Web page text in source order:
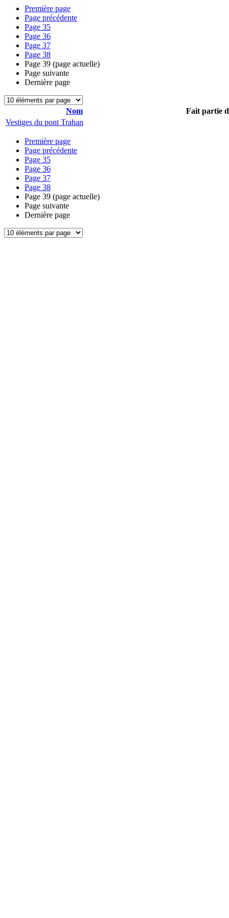
Première page
Page précédente
Page 35
Page 36
Page 37
Page 38
Page 39 (page actuelle)
Page suivante
Dernière page
Nom
Fait partie
Vestiges du pont Trahan
Première page
Page précédente
Page 35
Page 36
Page 37
Page 38
Page 39 (page actuelle)
Page suivante
Dernière page